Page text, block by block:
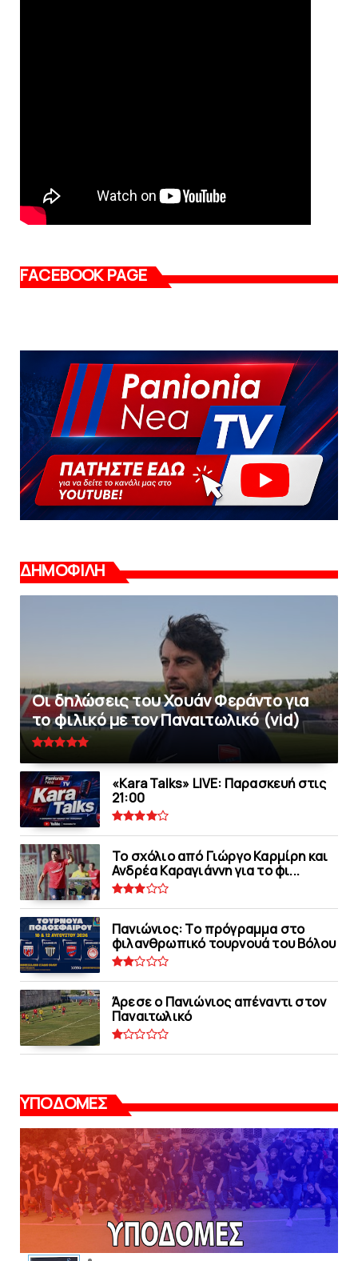
FACEBOOK PAGE
ΔΗΜΟΦΙΛΗ
Οι δηλώσεις του Χουάν Φεράντο για
το φιλικό με τoν Παναιτωλικό (vid)
«Kara Talks» LIVE: Παρασκευή στις
21:00
Το σχόλιο από Γιώργο Καρμίρη και
Ανδρέα Καραγιάννη για το φι...
Πανιώνιoς: Tο πρόγραμμα στο
φιλανθρωπικό τουρνουά του Bόλου
Άρεσε ο Πανιώνιος απέναντι στoν
Παναιτωλικό
ΥΠΟΔΟΜΕΣ